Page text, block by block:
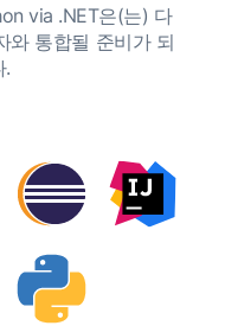
via .NET은(는) 다
와 통합될 준비가 되
.